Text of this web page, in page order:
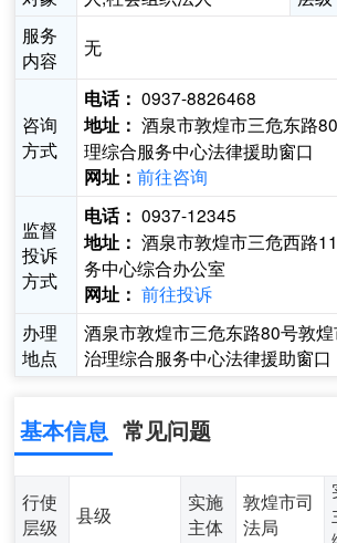
服务
内容
无
咨询
方式
电话： 0937-8826468
地址： 酒泉市敦煌市三危东路
理综合服务中心法律援助窗口
网址：前往咨询
监督
投诉
方式
电话： 0937-12345
地址： 酒泉市敦煌市三危西路
务中心综合办公室
网址： 前往投诉
办理
地点
酒泉市敦煌市三危东路80号敦
治理综合服务中心法律援助窗口
基本信息 常见问题
行使
层级
县级
实施
主体
敦煌市司
法局